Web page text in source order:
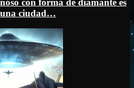
con forma de diamante es
una ciudad…